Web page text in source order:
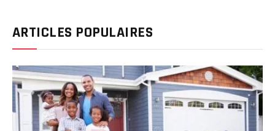
ARTICLES POPULAIRES